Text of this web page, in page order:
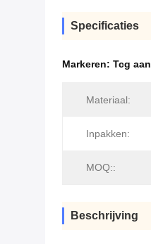
Specificaties
Markeren: Tcg
Materiaal:
Inpakken:
MOQ::
Beschrijving